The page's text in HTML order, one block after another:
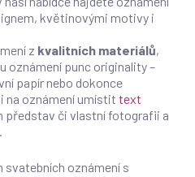
květinovými motivy i
z kvalitních materiálů,
oznámení punc originality –
papír nebo dokonce
na oznámení umístit text
představ či vlastní fotografii a
svatebních oznámení s